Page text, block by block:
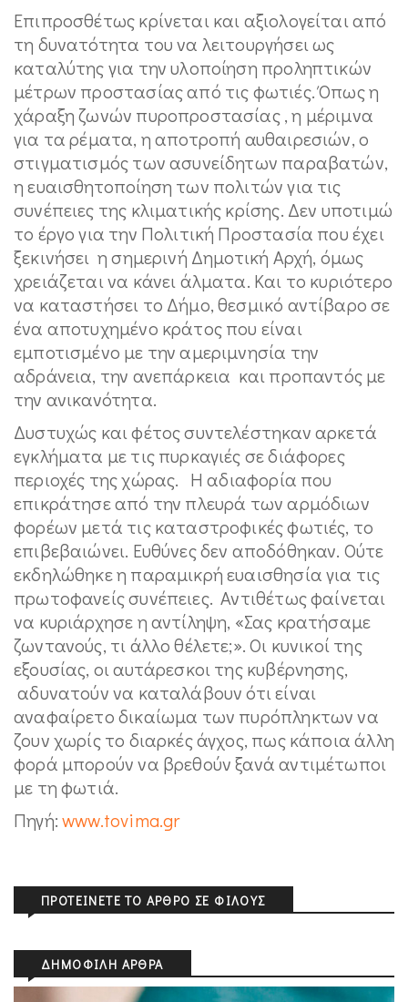
Επιπροσθέτως κρίνεται και αξιολογείται από
τη δυνατότητα του να λειτουργήσει ως
καταλύτης για την υλοποίηση προληπτικών
μέτρων προστασίας από τις φωτιές. Όπως η
χάραξη ζωνών πυροπροστασίας , η μέριμνα
για τα ρέματα, η αποτροπή αυθαιρεσιών, ο
στιγματισμός των ασυνείδητων παραβατών,
η ευαισθητοποίηση των πολιτών για τις
συνέπειες της κλιματικής κρίσης. Δεν υποτιμώ
το έργο για την Πολιτική Προστασία που έχει
ξεκινήσει η σημερινή Δημοτική Αρχή, όμως
χρειάζεται να κάνει άλματα. Και το κυριότερο
να καταστήσει το Δήμο, θεσμικό αντίβαρο σε
ένα αποτυχημένο κράτος που είναι
εμποτισμένο με την αμεριμνησία την
αδράνεια, την ανεπάρκεια και προπαντός με
την ανικανότητα.
Δυστυχώς και φέτος συντελέστηκαν αρκετά
εγκλήματα με τις πυρκαγιές σε διάφορες
περιοχές της χώρας. Η αδιαφορία που
επικράτησε από την πλευρά των αρμόδιων
φορέων μετά τις καταστροφικές φωτιές, το
επιβεβαιώνει. Ευθύνες δεν αποδόθηκαν. Ούτε
εκδηλώθηκε η παραμικρή ευαισθησία για τις
πρωτοφανείς συνέπειες. Αντιθέτως φαίνεται
να κυριάρχησε η αντίληψη, «Σας κρατήσαμε
ζωντανούς, τι άλλο θέλετε;». Οι κυνικοί της
εξουσίας, οι αυτάρεσκοι της κυβέρνησης,
αδυνατούν να καταλάβουν ότι είναι
αναφαίρετο δικαίωμα των πυρόπληκτων να
ζουν χωρίς το διαρκές άγχος, πως κάποια άλλη
φορά μπορούν να βρεθούν ξανά αντιμέτωποι
με τη φωτιά.
Πηγή:www.tovima.gr
ΠΡΟΤΕΊΝΕΤΕ ΤΟ ΆΡΘΡΟ ΣΕ ΦΊΛΟΥΣ
ΔΗΜΟΦΙΛΉ ΆΡΘΡΑ